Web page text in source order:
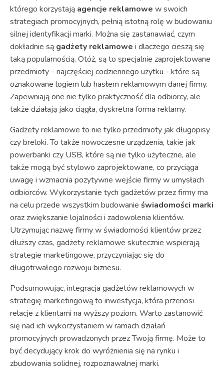
którego korzystają agencje reklamowe w swoich
strategiach promocyjnych, pełnią istotną rolę w budowaniu
silnej identyfikacji marki. Można się zastanawiać, czym
dokładnie są gadżety reklamowe i dlaczego cieszą się
taką popularnością. Otóż, są to specjalnie zaprojektowane
przedmioty - najczęściej codziennego użytku - które są
oznakowane logiem lub hasłem reklamowym danej firmy.
Zapewniają one nie tylko praktyczność dla odbiorcy, ale
także działają jako ciągła, dyskretna forma reklamy.
Gadżety reklamowe to nie tylko przedmioty jak długopisy
czy breloki. To także nowoczesne urządzenia, takie jak
powerbanki czy USB, które są nie tylko użyteczne, ale
także mogą być stylowo zaprojektowane, co przyciąga
uwagę i wzmacnia pozytywne wejście firmy w umysłach
odbiorców. Wykorzystanie tych gadżetów przez firmy ma
na celu przede wszystkim budowanie świadomości marki
oraz zwiększanie lojalności i zadowolenia klientów.
Utrzymując nazwę firmy w świadomości klientów przez
dłuższy czas, gadżety reklamowe skutecznie wspierają
strategie marketingowe, przyczyniając się do
długotrwałego rozwoju biznesu.
Podsumowując, integracja gadżetów reklamowych w
strategię marketingową to inwestycja, która przenosi
relacje z klientami na wyższy poziom. Warto zastanowić
się nad ich wykorzystaniem w ramach działań
promocyjnych prowadzonych przez Twoją firmę. Może to
być decydujący krok do wyróżnienia się na rynku i
zbudowania solidnej, rozpoznawalnej marki.